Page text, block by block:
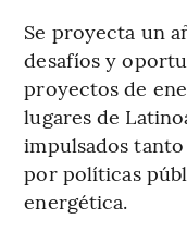
Se proyecta un
desafíos y
proyectos de
lugares de
impulsados
por políticas
energética.